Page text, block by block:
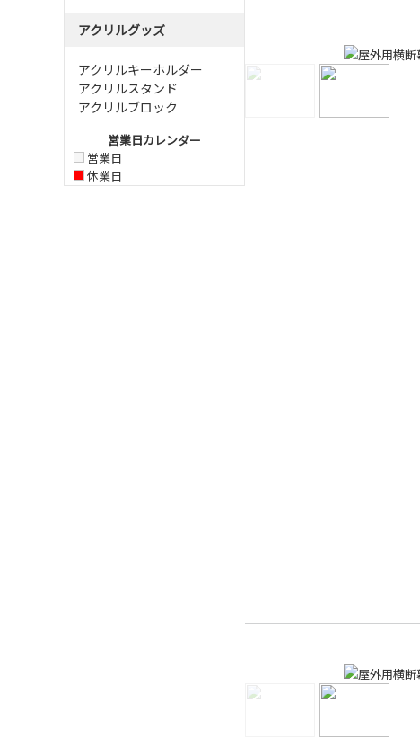
アクリルグッズ
アクリルキーホルダー
アクリルスタンド
アクリルブロック
営業日カレンダー
営業日
休業日